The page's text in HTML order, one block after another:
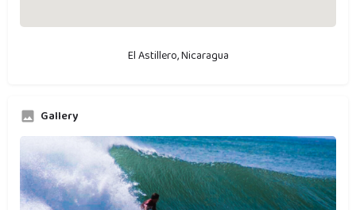
El Astillero, Nicaragua
Gallery